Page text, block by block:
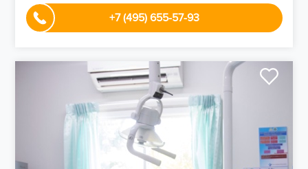
+7 (495) 655-57-93​